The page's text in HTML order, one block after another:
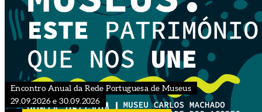
Encontro Anual da Rede Portuguesa de Museus
29.09.2026 e 30.09.2026